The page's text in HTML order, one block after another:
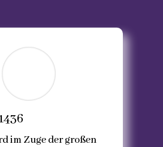
im Zuge der großen